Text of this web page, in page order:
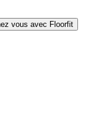
vous avec Floorfit